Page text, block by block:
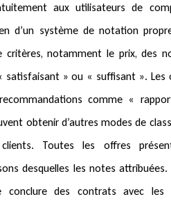
aux utilisateurs de
d’un système de notation
critères, notamment le prix, des
satisfaisant » ou « suffisant ».
comme «
obtenir d’autres modes de
Toutes les offres
desquelles les notes
des contrats avec les